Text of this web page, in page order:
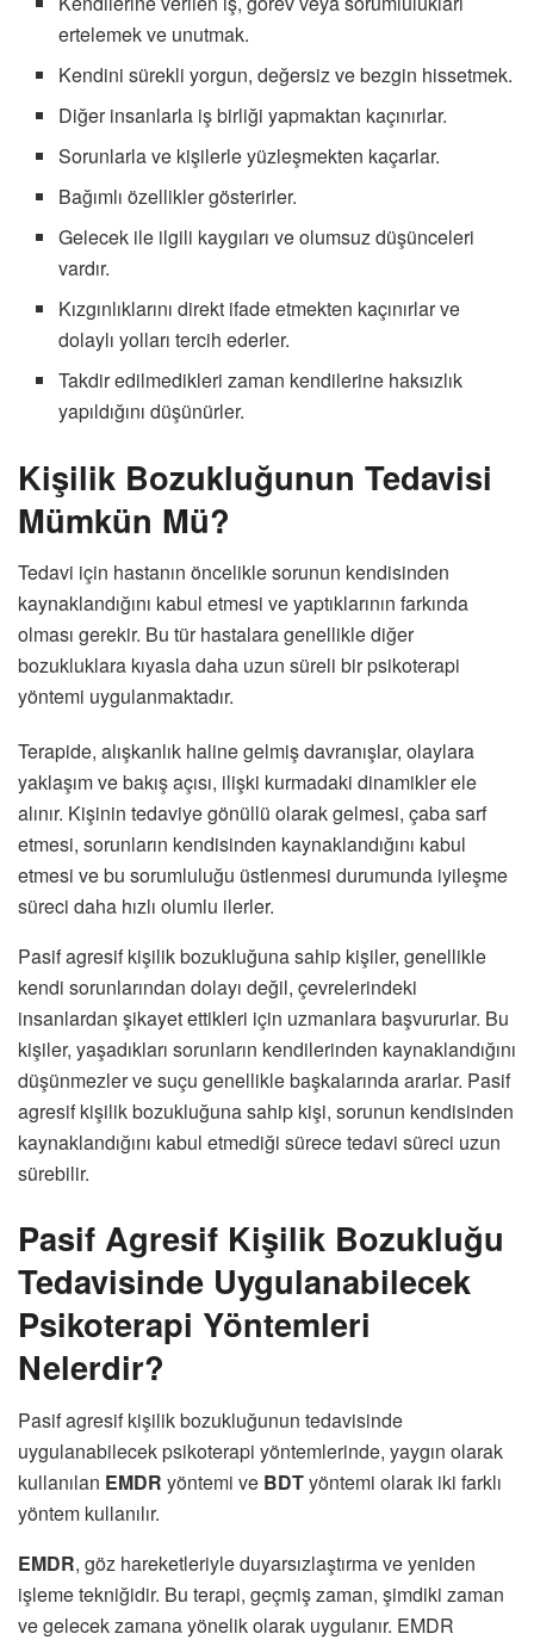
ertelemek ve unutmak.
Kendini sürekli yorgun, değersiz ve bezgin hissetmek.
Diğer insanlarla iş birliği yapmaktan kaçınırlar.
Sorunlarla ve kişilerle yüzleşmekten kaçarlar.
Bağımlı özellikler gösterirler.
Gelecek ile ilgili kaygıları ve olumsuz düşünceleri
vardır.
Kızgınlıklarını direkt ifade etmekten kaçınırlar ve
dolaylı yolları tercih ederler.
Takdir edilmedikleri zaman kendilerine haksızlık
yapıldığını düşünürler.
Kişilik Bozukluğunun Tedavisi
Mümkün Mü?
Tedavi için hastanın öncelikle sorunun kendisinden
kaynaklandığını kabul etmesi ve yaptıklarının farkında
olması gerekir. Bu tür hastalara genellikle diğer
bozukluklara kıyasla daha uzun süreli bir psikoterapi
yöntemi uygulanmaktadır.
Terapide, alışkanlık haline gelmiş davranışlar, olaylara
yaklaşım ve bakış açısı, ilişki kurmadaki dinamikler ele
alınır. Kişinin tedaviye gönüllü olarak gelmesi, çaba sarf
etmesi, sorunların kendisinden kaynaklandığını kabul
etmesi ve bu sorumluluğu üstlenmesi durumunda iyileşme
süreci daha hızlı olumlu ilerler.
Pasif agresif kişilik bozukluğuna sahip kişiler, genellikle
kendi sorunlarından dolayı değil, çevrelerindeki
insanlardan şikayet ettikleri için uzmanlara başvururlar. Bu
kişiler, yaşadıkları sorunların kendilerinden kaynaklandığını
düşünmezler ve suçu genellikle başkalarında ararlar. Pasif
agresif kişilik bozukluğuna sahip kişi, sorunun kendisinden
kaynaklandığını kabul etmediği sürece tedavi süreci uzun
sürebilir.
Pasif Agresif Kişilik Bozukluğu
Tedavisinde Uygulanabilecek
Psikoterapi Yöntemleri
Nelerdir?
Pasif agresif kişilik bozukluğunun tedavisinde
uygulanabilecek psikoterapi yöntemlerinde, yaygın olarak
kullanılan EMDR yöntemi ve BDTyöntemi olarak iki farklı
yöntem kullanılır.
EMDR, göz hareketleriyle duyarsızlaştırma ve yeniden
işleme tekniğidir. Bu terapi, geçmiş zaman, şimdiki zaman
ve gelecek zamana yönelik olarak uygulanır. EMDR